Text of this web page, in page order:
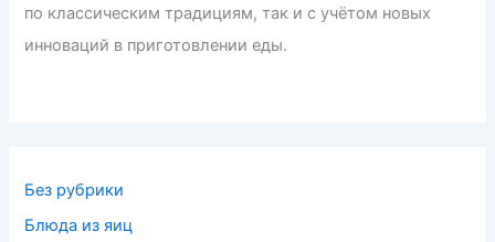
по классическим традициям, так и с учётом новых
инноваций в приготовлении еды.
Без рубрики
Блюда из яиц